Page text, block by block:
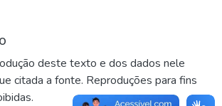
deste texto e dos dados nele
citada a fonte. Reproduções para fins